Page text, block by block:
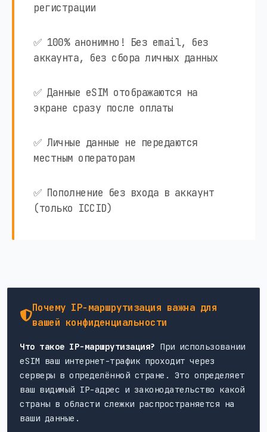
регистрации
✅ 100% анонимно! Без email, без
аккаунта, без сбора личных данных
✅ Данные eSIM отображаются на
экране сразу после оплаты
✅ Личные данные не передаются
местным операторам
✅ Пополнение без входа в аккаунт
(только ICCID)
Почему IP-маршрутизация важна для
вашей конфиденциальности
Что такое IP-маршрутизация? При использовании
eSIM ваш интернет-трафик проходит через
серверы в определённой стране. Это определяет
ваш видимый IP-адрес и законодательство какой
страны в области слежки распространяется на
ваши данные.